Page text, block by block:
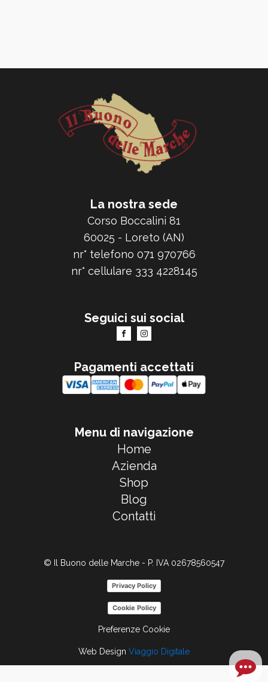
La nostra sede
Corso Boccalini 81
60025 - Loreto (AN)
nr° telefono 071 970766
nr° cellulare 333 4228145
Seguici sui social
Pagamenti accettati
Menu di navigazione
Home
Azienda
Shop
Blog
Contatti
© Il Buono delle Marche - P. IVA 02678560547
Privacy Policy
Cookie Policy
Preferenze Cookie
Web Design Viaggio Digitale